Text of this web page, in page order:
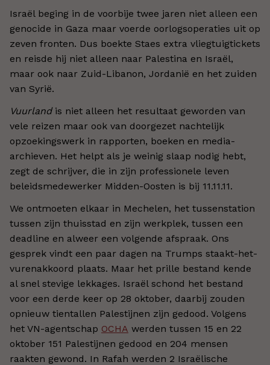
Israël beging in de voorbije twee jaren niet alleen een
genocide in Gaza maar voerde oorlogsoperaties uit op
zeven fronten. Dus boekte Staes extra vliegtuigtickets
en reisde hij niet alleen naar Palestina en Israël,
maar ook naar Zuid-Libanon, Jordanië en het zuiden
van Syrië.
Vuurlandis niet alleen het resultaat geworden van
vele reizen maar ook van doorgezet nachtelijk
opzoekingswerk in rapporten, boeken en media-
archieven. Het helpt als je weinig slaap nodig hebt,
zegt de schrijver, die in zijn professionele leven
beleidsmedewerker Midden-Oosten is bij 11.11.11.
We ontmoeten elkaar in Mechelen, het tussenstation
tussen zijn thuisstad en zijn werkplek, tussen een
deadline en alweer een volgende afspraak. Ons
gesprek vindt een paar dagen na Trumps staakt-het-
vurenakkoord plaats. Maar het prille bestand kende
al snel stevige lekkages. Israël schond het bestand
voor een derde keer op 28 oktober, daarbij zouden
opnieuw tientallen Palestijnen zijn gedood. Volgens
het VN-agentschap OCHA werden tussen 15 en 22
oktober 151 Palestijnen gedood en 204 mensen
raakten gewond. In Rafah werden 2 Israëlische